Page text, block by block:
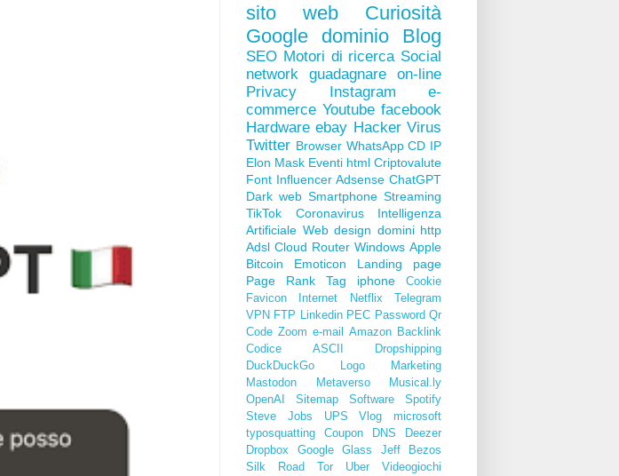
sito web
Curiosità
Google
dominio Blog
SEO Motori di ricerca Social
network
guadagnare on-line
Privacy
Instagram
e-
commerce Youtube facebook
Hardware ebay Hacker Virus
Twitter Browser WhatsApp CD IP
Elon Mask Eventi html Criptovalute
Font Influencer Adsense ChatGPT
Dark web Smartphone Streaming
TikTok
Coronavirus
Intelligenza
Artificiale Web design domini http
Adsl Cloud Router Windows Apple
Bitcoin
Emoticon
Landing page
Page Rank
Tag iphone
Cookie
Favicon
Internet Netflix
Telegram
VPN FTP Linkedin PEC Password Qr
Code Zoom e-mail Amazon Backlink
Codice ASCII
Dropshipping
DuckDuckGo
Logo
Marketing
Mastodon
Metaverso
Musical.ly
OpenAI
Sitemap Software
Spotify
Steve Jobs
UPS Vlog
microsoft
typosquatting
Coupon DNS
Deezer
Dropbox
Google Glass
Jeff Bezos
Silk Road
Tor Uber
Videogiochi